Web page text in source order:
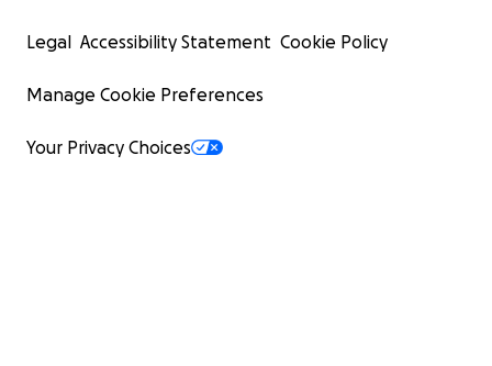
Legal Accessibility Statement Cookie Policy
Manage Cookie Preferences
Your Privacy Choices